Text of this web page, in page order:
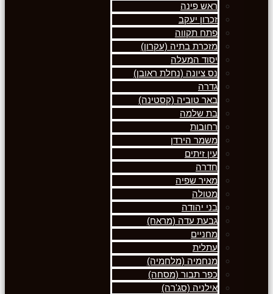
ראש פינה
זכרון יעקב
פתח תקווה
מזכרת בתיה (עקרון)
יסוד המעלה
נס ציונה (נחלת ראובן)
גדרה
באר טוביה (קסטינה)
בת שלמה
רחובות
משמר הירדן
עין זיתים
חדרה
מאיר שפיה
מטולה
בני יהודה
גבעת עדה (מראח)
מחניים
עתלית
מנחמיה (מלחמיה)
כפר תבור (מסחה)
אילניה (סג'רה)